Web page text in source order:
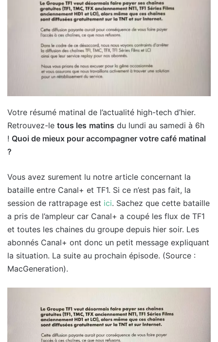
Votre résumé matinal de l’actualité high-tech d’hier.
Retrouvez-le tous les matins du lundi au samedi à 6h
! Quoi de mieux pour accompagner votre café matinal
?
Vous avez surement lu notre article concernant la
bataille entre Canal+ et TF1. Si ce n’est pas fait, la
session de rattrapage est ici. Sachez que cette bataille
a pris de l’ampleur car Canal+ a coupé les flux de TF1
et toutes les chaines du groupe depuis hier soir. Les
abonnés Canal+ ont donc un petit message expliquant
la situation. La suite au prochain épisode. (Source :
MacGeneration).